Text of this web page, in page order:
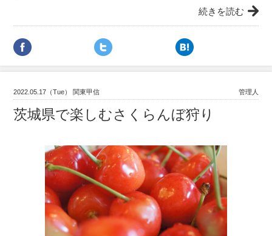
続きを読む
2022.05.17（Tue） 関東甲信 管理人
茨城県で楽しむさくらんぼ狩り